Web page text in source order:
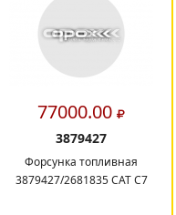
77000.00
3879427
Форсунка топливная
3879427/2681835 CAT C7